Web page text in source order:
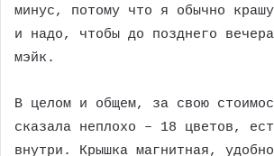
минус, потому что я обычно
и надо, чтобы до позднего
мэйк.
В целом и общем, за свою
сказала неплохо – 18 цветов,
внутри. Крышка магнитная,